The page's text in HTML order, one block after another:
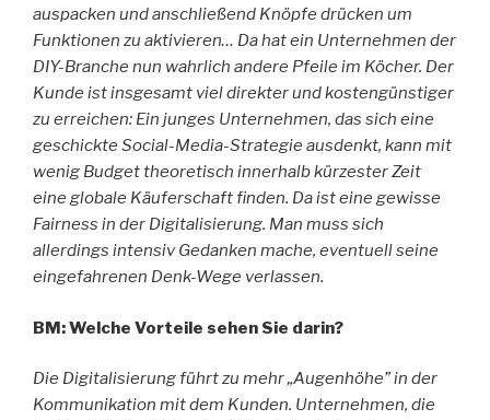
auspacken und anschließend Knöpfe drücken um
Funktionen zu aktivieren… Da hat ein Unternehmen der
DIY-Branche nun wahrlich andere Pfeile im Köcher. Der
Kunde ist insgesamt viel direkter und kostengünstiger
zu erreichen: Ein junges Unternehmen, das sich eine
geschickte Social-Media-Strategie ausdenkt, kann mit
wenig Budget theoretisch innerhalb kürzester Zeit
eine globale Käuferschaft finden. Da ist eine gewisse
Fairness in der Digitalisierung. Man muss sich
allerdings intensiv Gedanken mache, eventuell seine
eingefahrenen Denk-Wege verlassen.
BM: Welche Vorteile sehen Sie darin?
Die Digitalisierung führt zu mehr „Augenhöhe” in der
Kommunikation mit dem Kunden. Unternehmen, die